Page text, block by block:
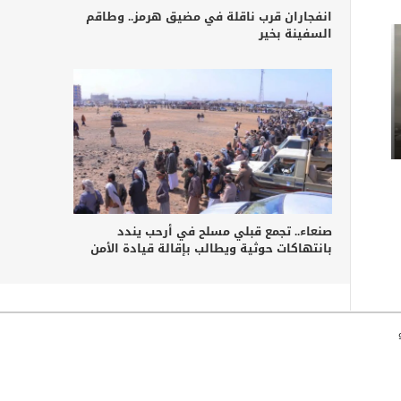
انفجاران قرب ناقلة في مضيق هرمز.. وطاقم
السفينة بخير
صنعاء.. تجمع قبلي مسلح في أرحب يندد
بانتهاكات حوثية ويطالب بإقالة قيادة الأمن